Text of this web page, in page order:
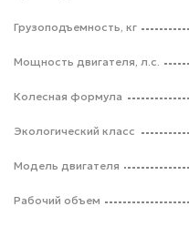
Грузоподъемность, кг
Мощность двигателя, л.с.
Колесная формула
Экологический класс
Модель двигателя
Рабочий объем